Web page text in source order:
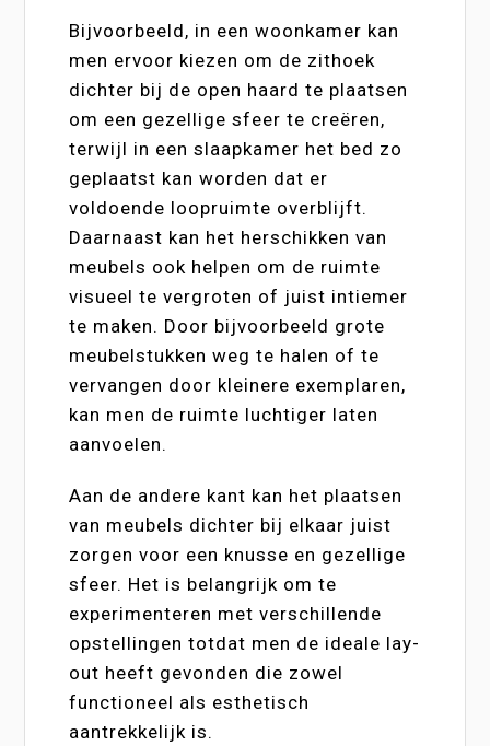
Bijvoorbeeld, in een woonkamer kan
men ervoor kiezen om de zithoek
dichter bij de open haard te plaatsen
om een gezellige sfeer te creëren,
terwijl in een slaapkamer het bed zo
geplaatst kan worden dat er
voldoende loopruimte overblijft.
Daarnaast kan het herschikken van
meubels ook helpen om de ruimte
visueel te vergroten of juist intiemer
te maken. Door bijvoorbeeld grote
meubelstukken weg te halen of te
vervangen door kleinere exemplaren,
kan men de ruimte luchtiger laten
aanvoelen.
Aan de andere kant kan het plaatsen
van meubels dichter bij elkaar juist
zorgen voor een knusse en gezellige
sfeer. Het is belangrijk om te
experimenteren met verschillende
opstellingen totdat men de ideale lay-
out heeft gevonden die zowel
functioneel als esthetisch
aantrekkelijk is.